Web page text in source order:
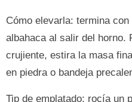
Cómo elevarla: termina
albahaca al salir del horno.
crujiente, estira la masa
en piedra o bandeja
Tip de emplatado: rocía un